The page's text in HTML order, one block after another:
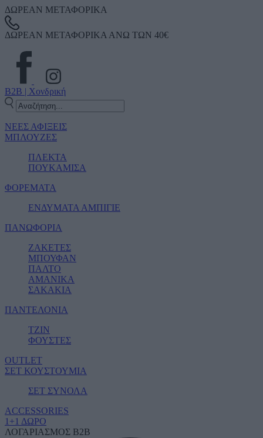
ΔΩΡΕΑΝ ΜΕΤΑΦΟΡΙΚΑ
ΔΩΡΕΑΝ ΜΕΤΑΦΟΡΙΚΑ ΑΝΩ ΤΩΝ 40€
B2B | Χονδρική
ΝΕΕΣ ΑΦΙΞΕΙΣ
ΜΠΛΟΥΖΕΣ
ΠΛΕΚΤΑ
ΠΟΥΚΑΜΙΣΑ
ΦΟΡΕΜΑΤΑ
ΕΝΔΥΜΑΤΑ ΑΜΠΙΓΙΕ
ΠΑΝΩΦΟΡΙΑ
ΖΑΚΕΤΕΣ
ΜΠΟΥΦΑΝ
ΠΑΛΤΟ
ΑΜΑΝΙΚΑ
ΣΑΚΑΚΙΑ
ΠΑΝΤΕΛΟΝΙΑ
ΤΖΙΝ
ΦΟΥΣΤΕΣ
OUTLET
ΣΕΤ ΚΟΥΣΤΟΥΜΙΑ
ΣΕΤ ΣΥΝΟΛΑ
ACCESSORIES
1+1 ΔΩΡΟ
ΛΟΓΑΡΙΑΣΜΟΣ B2B